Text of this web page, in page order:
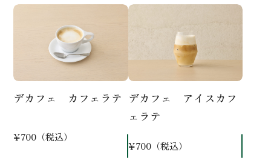
デカフェ カフェラテ
¥700（税込）
デカフェ アイスカフ
ェラテ
¥700（税込）